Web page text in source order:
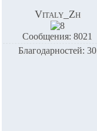
Vitaly_Zh
Сообщения: 8021
Благодарностей: 30